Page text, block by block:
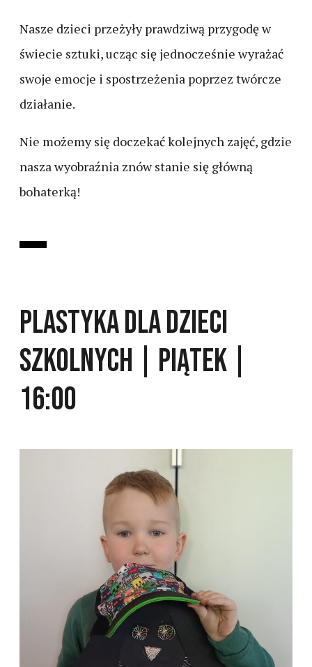
Nasze dzieci przeżyły prawdziwą przygodę w
świecie sztuki, ucząc się jednocześnie wyrażać
swoje emocje i spostrzeżenia poprzez twórcze
działanie.
Nie możemy się doczekać kolejnych zajęć, gdzie
nasza wyobraźnia znów stanie się główną
bohaterką!
Plastyka dla dzieci
szkolnych | piątek |
16:00